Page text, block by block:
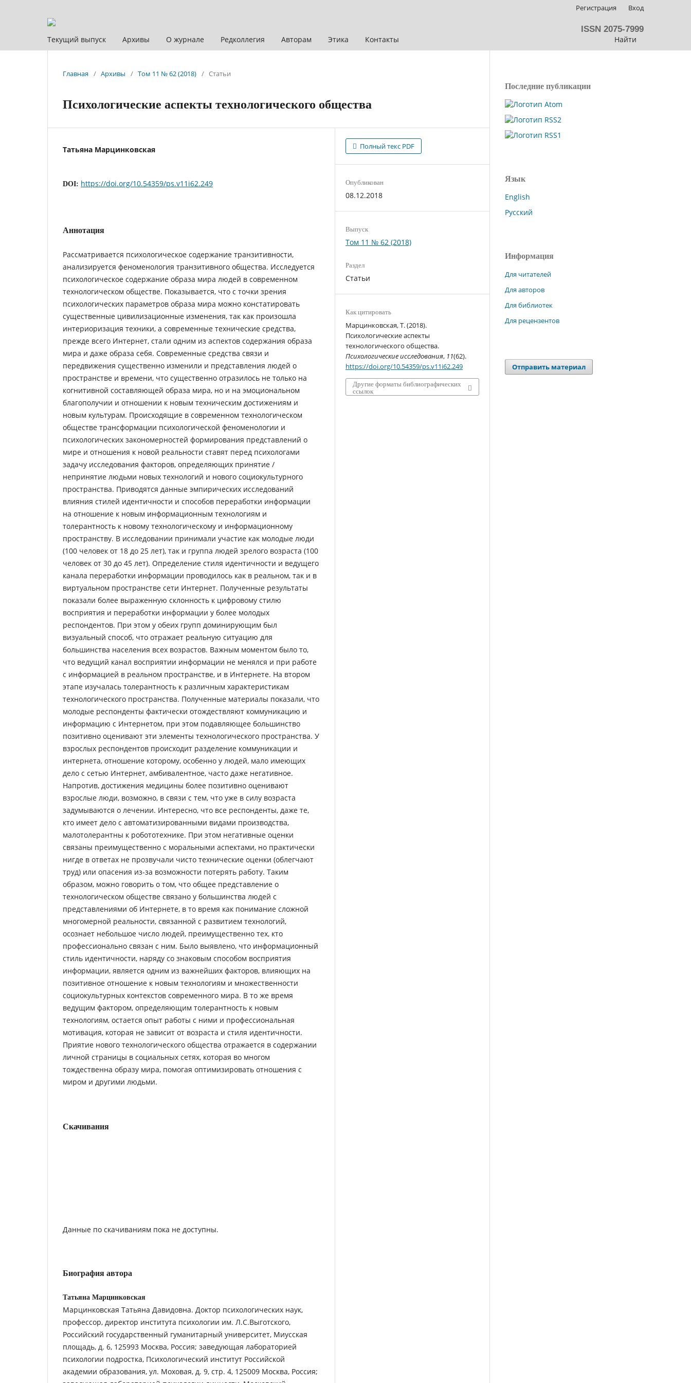
Текущий выпуск Архивы О журнале Редколлегия Авторам Этика Контакты Найти
Регистрация Вход
ISSN 2075-7999
Главная / Архивы / Том 11 № 62 (2018) / Статьи
Психологические аспекты технологического общества
Татьяна Марцинковская
DOI: https://doi.org/10.54359/ps.v11i62.249
Аннотация
Рассматривается психологическое содержание транзитивности,
анализируется феноменология транзитивного общества. Исследуется
психологическое содержание образа мира людей в современном
технологическом обществе. Показывается, что с точки зрения
психологических параметров образа мира можно констатировать
существенные цивилизационные изменения, так как произошла
интериоризация техники, а современные технические средства,
прежде всего Интернет, стали одним из аспектов содержания образа
мира и даже образа себя. Современные средства связи и
передвижения существенно изменили и представления людей о
пространстве и времени, что существенно отразилось не только на
когнитивной составляющей образа мира, но и на эмоциональном
благополучии и отношении к новым техническим достижениям и
новым культурам. Происходящие в современном технологическом
обществе трансформации психологической феноменологии и
психологических закономерностей формирования представлений о
мире и отношения к новой реальности ставят перед психологами
задачу исследования факторов, определяющих принятие /
непринятие людьми новых технологий и нового социокультурного
пространства. Приводятся данные эмпирических исследований
влияния стилей идентичности и способов переработки информации
на отношение к новым информационным технологиям и
толерантность к новому технологическому и информационному
пространству. В исследовании принимали участие как молодые люди
(100 человек от 18 до 25 лет), так и группа людей зрелого возраста (100
человек от 30 до 45 лет). Определение стиля идентичности и ведущего
канала переработки информации проводилось как в реальном, так и в
виртуальном пространстве сети Интернет. Полученные результаты
показали более выраженную склонность к цифровому стилю
восприятия и переработки информации у более молодых
респондентов. При этом у обеих групп доминирующим был
визуальный способ, что отражает реальную ситуацию для
большинства населения всех возрастов. Важным моментом было то,
что ведущий канал восприятии информации не менялся и при работе
с информацией в реальном пространстве, и в Интернете. На втором
этапе изучалась толерантность к различным характеристикам
технологического пространства. Полученные материалы показали, что
молодые респонденты фактически отождествляют коммуникацию и
информацию с Интернетом, при этом подавляющее большинство
позитивно оценивают эти элементы технологического пространства. У
взрослых респондентов происходит разделение коммуникации и
интернета, отношение которому, особенно у людей, мало имеющих
дело с сетью Интернет, амбивалентное, часто даже негативное.
Напротив, достижения медицины более позитивно оценивают
взрослые люди, возможно, в связи с тем, что уже в силу возраста
задумываются о лечении. Интересно, что все респонденты, даже те,
кто имеет дело с автоматизированными видами производства,
малотолерантны к робототехнике. При этом негативные оценки
связаны преимущественно с моральными аспектами, но практически
нигде в ответах не прозвучали чисто технические оценки (облегчают
труд) или опасения из-за возможности потерять работу. Таким
образом, можно говорить о том, что общее представление о
технологическом обществе связано у большинства людей с
представлениями об Интернете, в то время как понимание сложной
многомерной реальности, связанной с развитием технологий,
осознает небольшое число людей, преимущественно тех, кто
профессионально связан с ним. Было выявлено, что информационный
стиль идентичности, наряду со знаковым способом восприятия
информации, является одним из важнейших факторов, влияющих на
позитивное отношение к новым технологиям и множественности
социокультурных контекстов современного мира. В то же время
ведущим фактором, определяющим толерантность к новым
технологиям, остается опыт работы с ними и профессиональная
мотивация, которая не зависит от возраста и стиля идентичности.
Приятие нового технологического общества отражается в содержании
личной страницы в социальных сетях, которая во многом
тождественна образу мира, помогая оптимизировать отношения с
миром и другими людьми.
Скачивания
Данные по скачиваниям пока не доступны.
Биография автора
Татьяна Марцинковская
Марцинковская Татьяна Давидовна. Доктор психологических наук,
профессор, директор института психологии им. Л.С.Выготского,
Российский государственный гуманитарный университет, Миусская
площадь, д. 6, 125993 Москва, Россия; заведующая лабораторией
психологии подростка, Психологический институт Российской
академии образования, ул. Моховая, д. 9, стр. 4, 125009 Москва, Россия;
Полный текс PDF
Опубликован
08.12.2018
Выпуск
Том 11 № 62 (2018)
Раздел
Статьи
Как цитировать
Марцинковская, Т. (2018).
Психологические аспекты
технологического общества.
Психологические исследования, 11(62).
https://doi.org/10.54359/ps.v11i62.249
Другие форматы библиографических
ссылок
Последние публикации
Язык
English
Русский
Информация
Для читателей
Для авторов
Для библиотек
Для рецензентов
Отправить материал